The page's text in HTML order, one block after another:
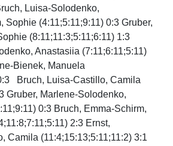
Luisa-Solodenko,
Sophie (4:11;5:11;9:11) 0:3 Gruber,
(8:11;11:3;5:11;6:11) 1:3
Anastasiia (7:11;6:11;5:11)
Bienek, Manuela
Bruch, Luisa-Castillo, Camila
Gruber, Marlene-Solodenko,
0:3 Bruch, Emma-Schirm,
2:3 Ernst,
Camila (11:4;15:13;5:11;11:2) 3:1